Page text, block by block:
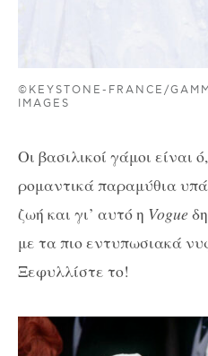
©KEYSTONE-FRANCE/
IMAGES
Οι βασιλικοί γάμοι είναι
ρομαντικά παραμύθια
ζωή και γι’ αυτό η Vogue
με τα πιο εντυπωσιακά
Ξεφυλλίστε το!